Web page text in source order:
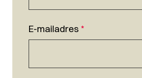
E-mailadres *